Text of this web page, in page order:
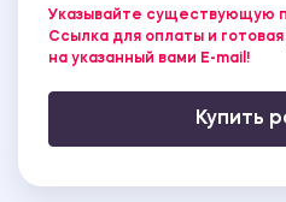
Указывайте существующую
Ссылка для оплаты и
на указанный вами E-mail!
Купить